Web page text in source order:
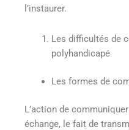
l’instaurer.
Les difficultés de
polyhandicapé
Les formes de
L’action de
échange, le fait de